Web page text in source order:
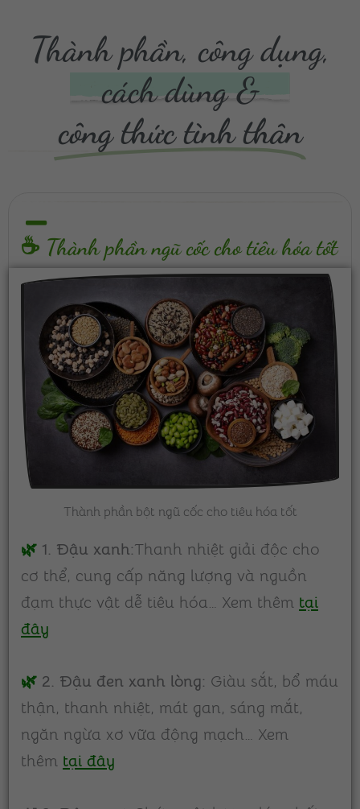
Thành phần, công dụng,
cách dùng &
công thức tình thân
☕ Thành phần ngũ cốc cho tiêu hóa tốt
Thành phần bột ngũ cốc cho tiêu hóa tốt
🌿 1. Đậu xanh:Thanh nhiệt giải độc cho
cơ thể, cung cấp năng lượng và nguồn
đạm thực vật dễ tiêu hóa… Xem thêm tại
đây
🌿 2. Đậu đen xanh lòng: Giàu sắt, bổ máu
thận, thanh nhiệt, mát gan, sáng mắt,
ngăn ngừa xơ vữa động mạch… Xem
thêm tại đây